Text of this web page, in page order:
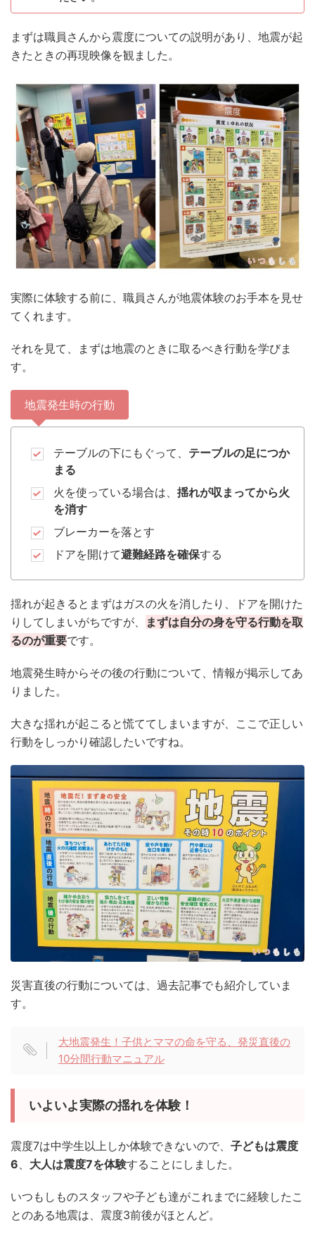
まずは職員さんから震度についての説明があり、地震が起
きたときの再現映像を観ました。
実際に体験する前に、職員さんが地震体験のお手本を見せ
てくれます。
それを見て、まずは地震のときに取るべき行動を学びま
す。
地震発生時の行動
テーブルの下にもぐって、 テーブルの足につか
まる
火を使っている場合は、 揺れが収まってから火
を消す
ブレーカーを落とす
ドアを開けて避難経路を確保する
揺れが起きるとまずはガスの火を消したり、ドアを開けた
りしてしまいがちですが、
まずは自分の身を守る行動を取
るのが重要です。
地震発生時からその後の行動について、情報が掲示してあ
りました。
大きな揺れが起こると慌ててしまいますが、ここで正しい
行動をしっかり確認したいですね。
災害直後の行動については、過去記事でも紹介していま
す。
大地震発生！子供とママの命を守る、発災直後の
10分間行動マニュアル
いよいよ実際の揺れを体験！
震度7は中学生以上しか体験できないので、 子どもは震度
6
大人は震度7を体験することにしました。
いつもしものスタッフや子ども達がこれまでに経験したこ
とのある地震は、震度3前後がほとんど。